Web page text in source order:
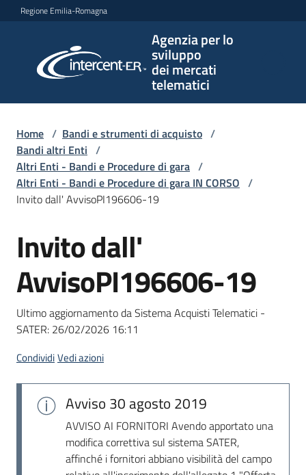
Vai al contenuto
Vai alla navigazione
Vai al footer
Regione Emilia-Romagna
Agenzia per lo
sviluppo
dei mercati
telematici
per lo
sviluppo
telematici
L'Agenzia
Bandi
strumenti
acquisto
Piattaforme
telematiche
Home / Bandi e strumenti di acquisto /
Bandi altri Enti /
Altri Enti - Bandi e Procedure di gara /
Altri Enti - Bandi e Procedure di gara IN CORSO /
Invito dall' AvvisoPI196606-19
Salta al contenuto
Invito dall'
AvvisoPI196606-19
Ultimo aggiornamento da Sistema Acquisti Telematici -
SATER: 26/02/2026 16:11
CondividiVedi azioni
Avviso 30 agosto 2019
AVVISO AI FORNITORI Avendo apportato una
modifica correttiva sul sistema SATER,
affinché i fornitori abbiano visibilità del campo